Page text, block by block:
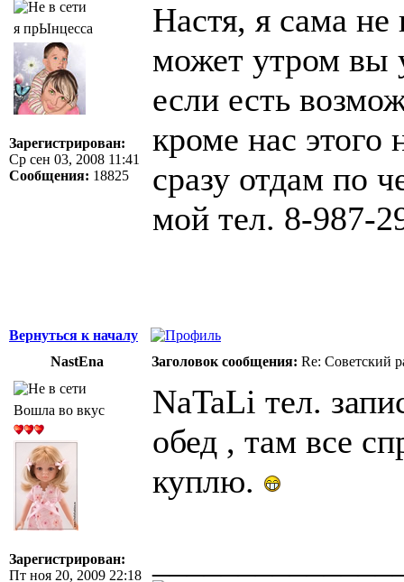
я прЫнцесса
Зарегистрирован:
Ср сен 03, 2008 11:41
Сообщения: 18825
Настя, я сама
может утром вы
если есть
кроме нас этого
сразу отдам по
мой тел. 8-987-
Вернуться к началу
NastEna
Заголовок сообщения: Re: Советский
Вошла во вкус
Зарегистрирован:
Пт ноя 20, 2009 22:18
NaTaLi тел.
обед , там все
куплю.